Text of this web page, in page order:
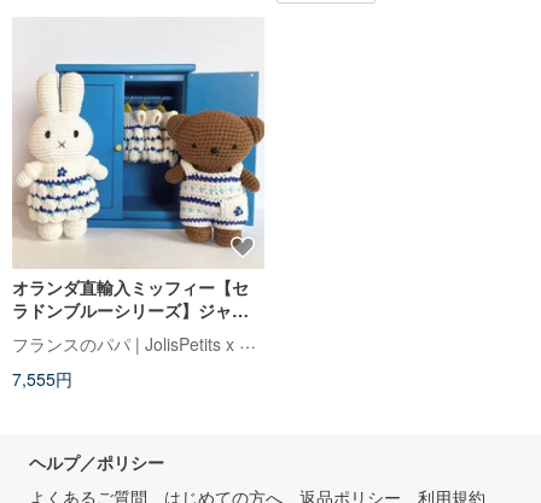
オランダ直輸入ミッフィー【セ
ラドンブルーシリーズ】ジャス
トダッチ認定の本格ハンドメイ
ドかぎ針ミッフィーうさぎ
フランスのパパ | JolisPetits x Miffy
7,555円
ヘルプ／ポリシー
よくあるご質問
はじめての方へ 返品ポリシー 利用規約